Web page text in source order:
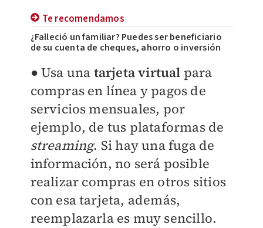
Te recomendamos
¿Falleció un familiar? Puedes ser beneficiario
de su cuenta de cheques, ahorro o inversión
● Usa una tarjeta virtual para
compras en línea y pagos de
servicios mensuales, por
ejemplo, de tus plataformas de
streaming. Si hay una fuga de
información, no será posible
realizar compras en otros sitios
con esa tarjeta, además,
reemplazarla es muy sencillo.